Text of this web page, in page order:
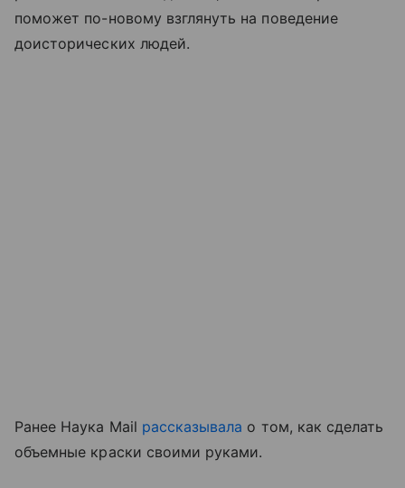
поможет по-новому взглянуть на поведение
доисторических людей.
Ранее Наука Mail рассказывала о том, как сделать
объемные краски своими руками.